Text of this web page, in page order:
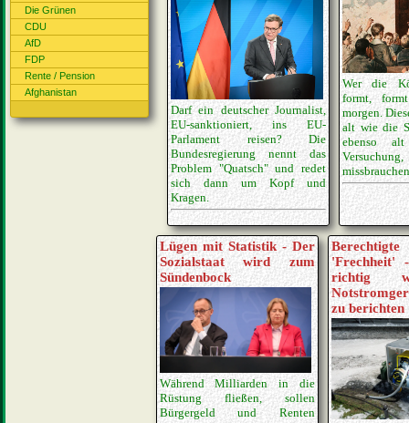
Die Grünen
CDU
AfD
FDP
Rente / Pension
Afghanistan
Darf ein deutscher Journalist,
EU-sanktioniert, ins EU-
Parlament reisen? Die
Bundesregierung nennt das
Problem "Quatsch" und redet
sich dann um Kopf und
Kragen.
Wer die
formt,
morgen.
alt wie die
ebenso
Lügen mit Statistik - Der
Sozialstaat wird zum
Sündenbock
Während Milliarden in die
Rüstung fließen, sollen
Bürgergeld und Renten
'Frechheit'
richtig
zu berichten